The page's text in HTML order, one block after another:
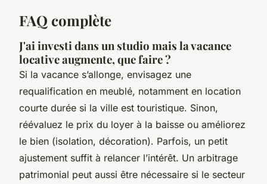
FAQ complète
J'ai investi dans un studio mais la vacance
locative augmente, que faire ?
Si la vacance s’allonge, envisagez une
requalification en meublé, notamment en location
courte durée si la ville est touristique. Sinon,
réévaluez le prix du loyer à la baisse ou améliorez
le bien (isolation, décoration). Parfois, un petit
ajustement suffit à relancer l’intérêt. Un arbitrage
patrimonial peut aussi être nécessaire si le secteur